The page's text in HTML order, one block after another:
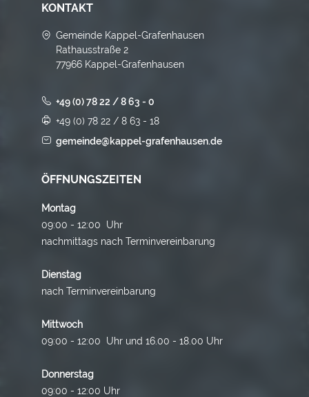
KONTAKT
Gemeinde Kappel-Grafenhausen
Rathausstraße 2
77966 Kappel-Grafenhausen
+49 (0) 78 22 / 8 63 - 0
+49 (0) 78 22 / 8 63 - 18
gemeinde@kappel-grafenhausen.de
ÖFFNUNGSZEITEN
Montag
09:00 - 12:00 Uhr
nachmittags nach Terminvereinbarung
Dienstag
nach Terminvereinbarung
Mittwoch
09:00 - 12:00 Uhr und 16.00 - 18.00 Uhr
Donnerstag
09:00 - 12:00 Uhr